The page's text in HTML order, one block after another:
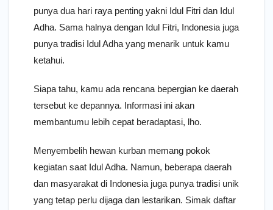
punya dua hari raya penting yakni Idul Fitri dan Idul
Adha. Sama halnya dengan Idul Fitri, Indonesia juga
punya tradisi Idul Adha yang menarik untuk kamu
ketahui.
Siapa tahu, kamu ada rencana bepergian ke daerah
tersebut ke depannya. Informasi ini akan
membantumu lebih cepat beradaptasi, lho.
Menyembelih hewan kurban memang pokok
kegiatan saat Idul Adha. Namun, beberapa daerah
dan masyarakat di Indonesia juga punya tradisi unik
yang tetap perlu dijaga dan lestarikan. Simak daftar